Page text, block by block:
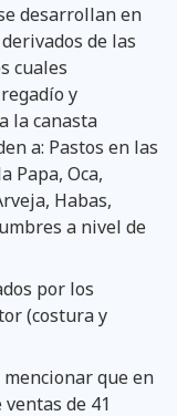
desarrollan en
de las
cuales
y
la canasta
a: Pastos en las
Papa, Oca,
Habas,
a nivel de
por los
(costura y
mencionar que en
de 41